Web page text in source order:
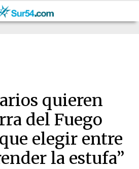
quieren
del Fuego
elegir entre
la estufa”